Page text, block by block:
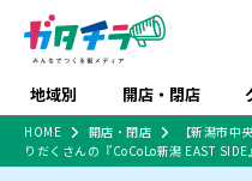
地域別 開店・閉店
特売セール
食品スーパー・コンビ
HOME 開店・閉店
【新潟市
りだくさんの『CoCoLo新潟 EAST